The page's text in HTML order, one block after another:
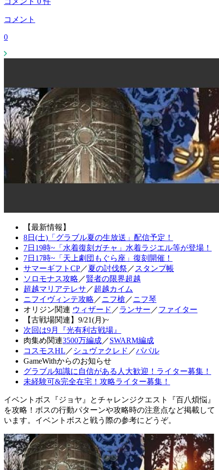
コメント
0
【最新情報】
8日(土)「グラブル夏の生放送」配信予定！
7日19時~「水着復刻ガチャ」水着ラジエル等が登場！
7日17時~「天上劇団もぐら座」復刻開催！
サマーギフトCP／夏の討伐祭 ／ スタンプ帳
ソロモナス攻略 ／賢者の限界超越
超越マリアテレサ ／超越カイム
ニフイヴィンテ攻略 ／ニフ槍 ／ニフ琴
オリジン関連 ウィザード ／ランサー ／ファイター
【古戦場関連】9/21(月)~
次回は9月『光有利古戦場』
肉集め関連3500万編成／SWARM編成
コスモスHL ／ シュヴァクレド ／パパル
GameWithからのお知らせ
グラブル知識に自信がある人大歓迎！ライター募集！
未経験可&完全在宅！攻略ライター募集！
イベントボス『ジョヤ』とチャレンジクエスト『百八煩悩』
を攻略！ボスの行動パターンや攻略時の注意点など掲載して
います。イベントボスと戦う際の参考にどうぞ。